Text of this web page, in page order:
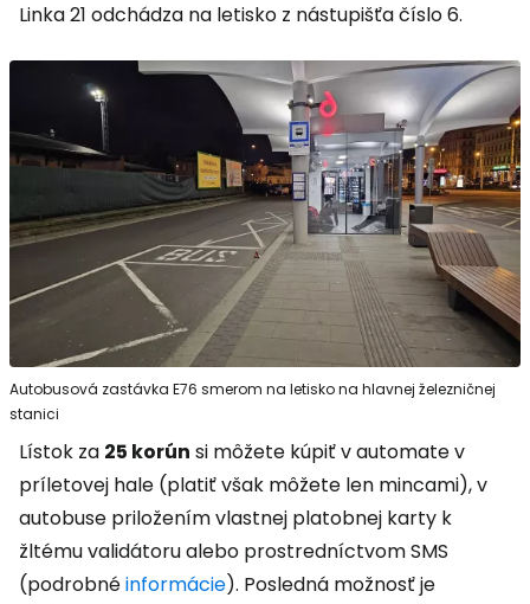
Linka 21 odchádza na letisko z nástupišťa číslo 6.
Autobusová zastávka E76 smerom na letisko na hlavnej železničnej
stanici
Lístok za 25 korún si môžete kúpiť v automate v
príletovej hale (platiť však môžete len mincami), v
autobuse priložením vlastnej platobnej karty k
žltému validátoru alebo prostredníctvom SMS
(podrobnéinformácie). Posledná možnosť je